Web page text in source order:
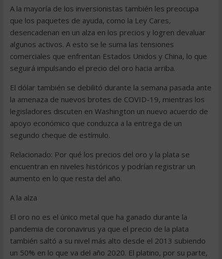
A la mayoría de los inversionistas también les preocupa
que los paquetes de ayuda, como la Ley Cares,
desencadenan en un alza en los precios y logren devaluar
algunos activos. A esto se le suma las tensiones
comerciales que enfrentan Estados Unidos y China, lo que
seguirá impulsando el precio del oro hacia arriba.
El dólar también se debilitó durante la semana pasada ante
la amenaza de nuevos brotes de COVID-19, mientras los
legisladores discuten en Washington un nuevo acuerdo de
apoyo económico que conduzca a la entrega de un
segundo cheque de estímulo.
Relacionado: Por qué los precios del oro y la plata se
encuentran en niveles históricos y podrían registrar un
aumento en lo que resta del año.
A la alza
El oro no es el único metal que ha ganado durante la
pandemia de coronavirus ya que el precio de la plata
también saltó a su nivel más alto desde el 2013 subiendo
un 50% en lo que va del año 2020. El platino, por su parte,